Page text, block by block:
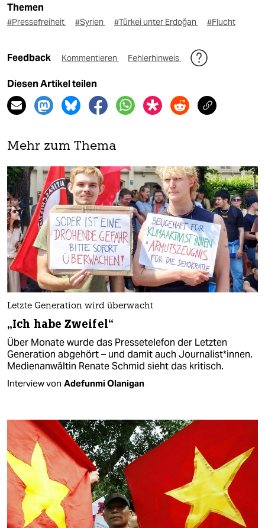
Themen
#Pressefreiheit #Syrien #Türkei unter Erdoğan #Flucht
Feedback Kommentieren Fehlerhinweis
Diesen Artikel teilen
Mehr zum Thema
Letzte Generation wird überwacht
„Ich habe Zweifel“
Über Monate wurde das Pressetelefon der Letzten
Generation abgehört – und damit auch Journalist*innen.
Medienanwältin Renate Schmid sieht das kritisch.
Interview von Adefunmi Olanigan